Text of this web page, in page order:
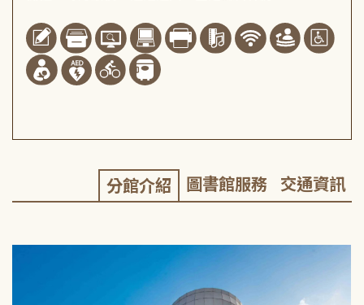
分館介紹 圖書館服務 交通資訊